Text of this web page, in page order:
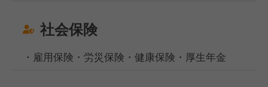
社会保険
・雇用保険・労災保険・健康保険・厚生年金